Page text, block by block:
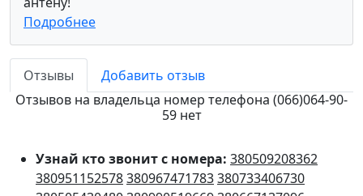
Подробнее
Отзывы
Добавить отзыв
Отзывов на владельца номер телефона (066)064-90-
59 нет
Узнай кто звонит с номера: 380509208362
380951152578380967471783380733406730